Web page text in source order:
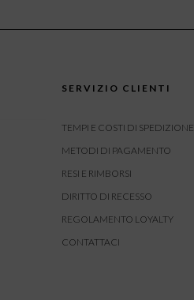
SERVIZIO CLIENTI
TEMPI E COSTI DI SPEDIZIONE
METODI DI PAGAMENTO
RESI E RIMBORSI
DIRITTO DI RECESSO
REGOLAMENTO LOYALTY
CONTATTACI